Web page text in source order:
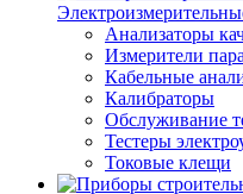
Анализаторы
Измерители
Кабельные
Калибраторы
Обслуживание
Тестеры
Токовые клещи